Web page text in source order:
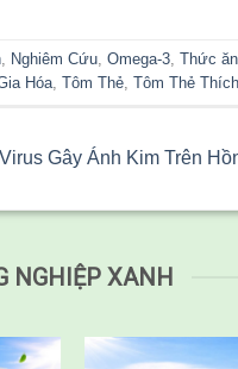
, Nghiêm Cứu,Omega-3,Thức ăn
Hóa,Tôm Thẻ,Tôm Thẻ
Virus Gây Ánh Kim Trên
NGHIỆP XANH